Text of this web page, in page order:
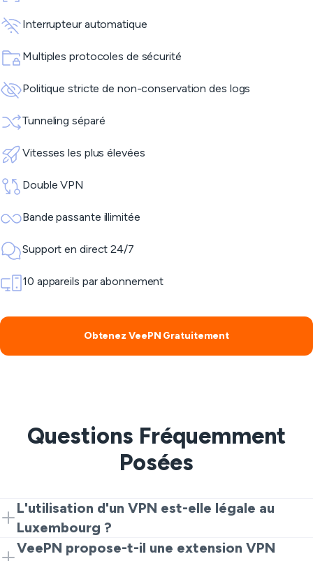
Interrupteur automatique
Multiples protocoles de sécurité
Politique stricte de non-conservation des logs
Tunneling séparé
Vitesses les plus élevées
Double VPN
Bande passante illimitée
Support en direct 24/7
10 appareils par abonnement
Obtenez VeePN Gratuitement
Questions Fréquemment
Posées
L'utilisation d'un VPN est-elle légale au
Luxembourg ?
Oui. Les VPNs sont légaux pour la confidentialité et la
VeePN propose-t-il une extension VPN